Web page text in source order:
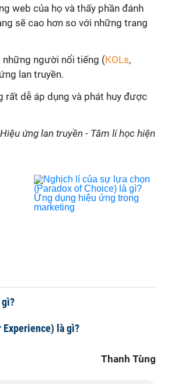
web của họ và thấy phần đánh
sẽ cao hơn so với những trang
những người nổi tiếng (KOLs,
lan truyền.
rất dễ áp dụng và phát huy được
ứng lan truyền - Tâm lí học hiện
gì?
Experience) là gì?
Thanh Tùng